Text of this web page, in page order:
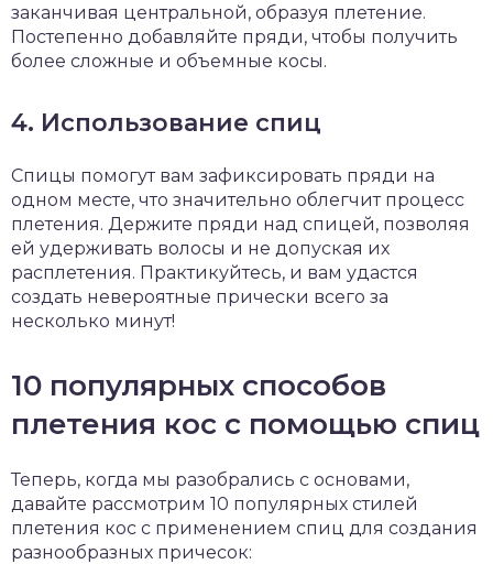
заканчивая центральной, образуя плетение.
Постепенно добавляйте пряди, чтобы получить
более сложные и объемные косы.
4. Использование спиц
Спицы помогут вам зафиксировать пряди на
одном месте, что значительно облегчит процесс
плетения. Держите пряди над спицей, позволяя
ей удерживать волосы и не допуская их
расплетения. Практикуйтесь, и вам удастся
создать невероятные прически всего за
несколько минут!
10 популярных способов
плетения кос с помощью спиц
Теперь, когда мы разобрались с основами,
давайте рассмотрим 10 популярных стилей
плетения кос с применением спиц для создания
разнообразных причесок: